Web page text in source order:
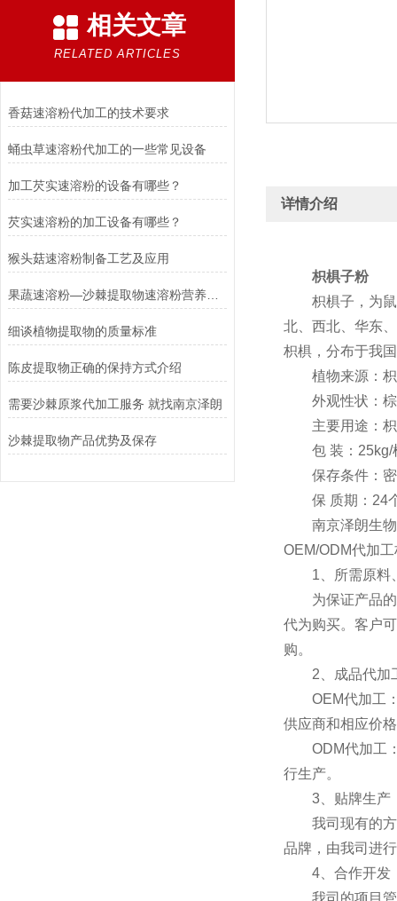
相关文章
RELATED ARTICLES
香菇速溶粉代加工的技术要求
蛹虫草速溶粉代加工的一些常见设备
加工芡实速溶粉的设备有哪些？
芡实速溶粉的加工设备有哪些？
猴头菇速溶粉制备工艺及应用
果蔬速溶粉—沙棘提取物速溶粉营养丰富
细谈植物提取物的质量标准
陈皮提取物正确的保持方式介绍
需要沙棘原浆代加工服务 就找南京泽朗
沙棘提取物产品优势及保存
详情介绍
枳椇子粉
枳椇子，为鼠
北、西北、华东
枳椇，分布于我
植物来源：枳
外观性状：棕
主要用途：枳
包 装：25kg/
保存条件：密
保 质期：24
南京泽朗生物
OEM/ODM代加
1、所需原料、
为保证产品的
代为购买。客户
购。
2、成品代加
OEM代加工：
供应商和相应价
ODM代加工：
行生产。
3、贴牌生产
我司现有的方
品牌，由我司进
4、合作开发
我司的项目管